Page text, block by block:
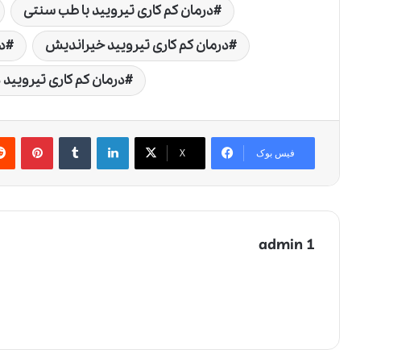
درمان کم کاری تیرویید با طب سنتی
درمان کم کاری تیرویید خیراندیش
درمان کم کاری
فیس بوک X
لینکدین ‫تامبلر ‫پین‌ترست
admin 1